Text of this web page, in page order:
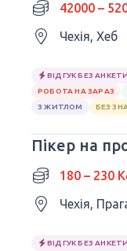
42000 –
Чехія, Хеб
ВІДГУК БЕЗ АНКЕТИ
РОБОТА НА ЗАРАЗ
З ЖИТЛОМ
БЕЗ
Пікер на
180 – 230
Чехія,
ВІДГУК БЕЗ АНКЕТИ